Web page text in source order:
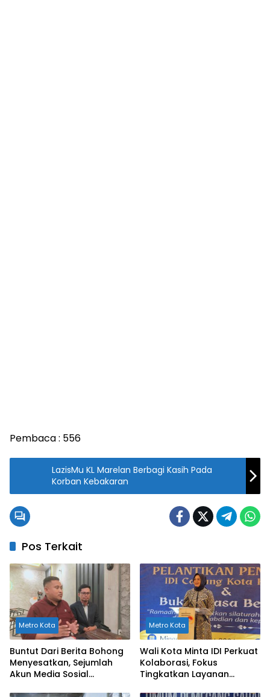
Pembaca : 556
LazisMu KL Marelan Berbagi Kasih Pada
Korban Kebakaran
Pos Terkait
Metro Kota
Buntut Dari Berita Bohong
Menyesatkan, Sejumlah
Akun Media Sosial
Metro Kota
Wali Kota Minta IDI Perkuat
Kolaborasi, Fokus
Tingkatkan Layanan